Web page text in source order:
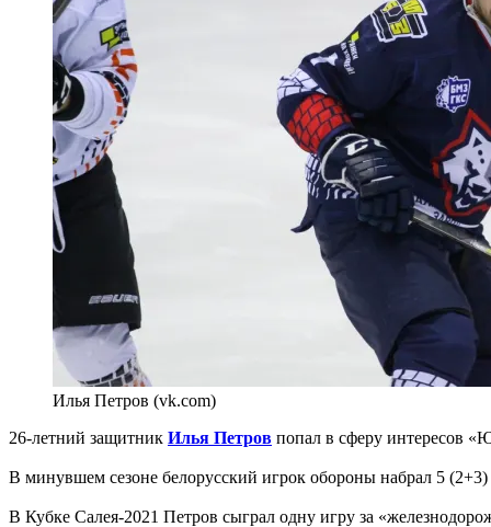
Илья Петров (vk.com)
26-летний защитник Илья Петров попал в сферу интересов
В минувшем сезоне белорусский игрок обороны набрал 5
В Кубке Салея-2021 Петров сыграл одну игру за